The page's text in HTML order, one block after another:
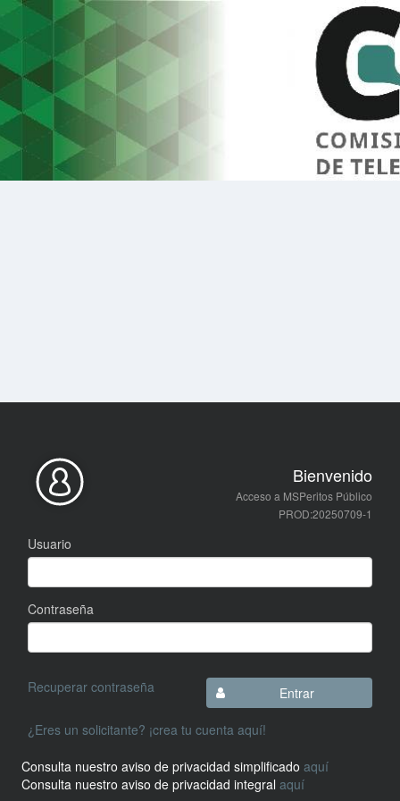
Bienvenido
Acceso a MSPeritos Público
PROD:20250709-1
Usuario
Contraseña
Recuperar contraseña Entrar
¿Eres un solicitante? ¡crea tu cuenta aquí!
Consulta nuestro aviso de privacidad simplificado aquí
Consulta nuestro aviso de privacidad integral aquí